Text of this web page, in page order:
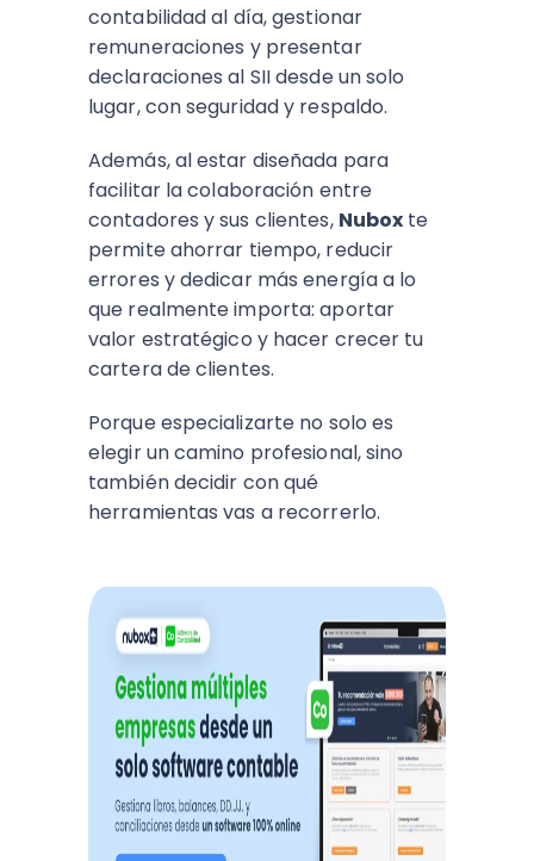
contabilidad al día, gestionar
remuneraciones y presentar
declaraciones al SII desde un solo
lugar, con seguridad y respaldo.
Además, al estar diseñada para
facilitar la colaboración entre
contadores y sus clientes, Nubox te
permite ahorrar tiempo, reducir
errores y dedicar más energía a lo
que realmente importa: aportar
valor estratégico y hacer crecer tu
cartera de clientes.
Porque especializarte no solo es
elegir un camino profesional, sino
también decidir con qué
herramientas vas a recorrerlo.